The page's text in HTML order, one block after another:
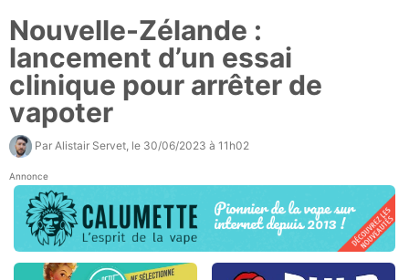
Nouvelle-Zélande :
lancement d’un essai
clinique pour arrêter de
vapoter
Par Alistair Servet , le 30/06/2023 à 11h02
Annonce